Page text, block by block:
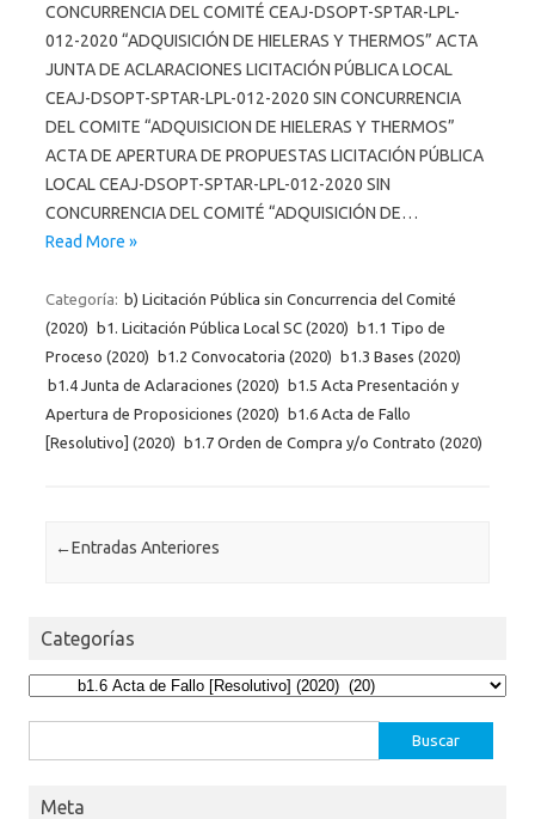
CONCURRENCIA DEL COMITÉ CEAJ-DSOPT-SPTAR-LPL-
012-2020 “ADQUISICIÓN DE HIELERAS Y THERMOS” ACTA
JUNTA DE ACLARACIONES LICITACIÓN PÚBLICA LOCAL
CEAJ-DSOPT-SPTAR-LPL-012-2020 SIN CONCURRENCIA
DEL COMITE “ADQUISICION DE HIELERAS Y THERMOS”
ACTA DE APERTURA DE PROPUESTAS LICITACIÓN PÚBLICA
LOCAL CEAJ-DSOPT-SPTAR-LPL-012-2020 SIN
CONCURRENCIA DEL COMITÉ “ADQUISICIÓN DE…
Read More »
Categoría: b) Licitación Pública sin Concurrencia del Comité
(2020) b1. Licitación Pública Local SC (2020) b1.1 Tipo de
Proceso (2020) b1.2 Convocatoria (2020) b1.3 Bases (2020)
b1.4 Junta de Aclaraciones (2020) b1.5 Acta Presentación y
Apertura de Proposiciones (2020) b1.6 Acta de Fallo
[Resolutivo] (2020) b1.7 Orden de Compra y/o Contrato (2020)
Post navigation
←Entradas Anteriores
Categorías
Categorías
Meta